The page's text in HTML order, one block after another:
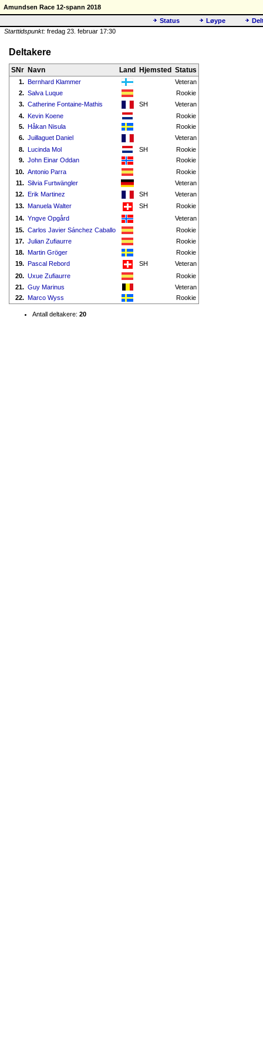
Amundsen Race 12-spann 2018
Status
Løype
Starttidspunkt: fredag 23. februar 17:30
Deltakere
SNr Navn Land Hjemsted Status
1. Bernhard Klammer
Veteran
2. Salva Luque
Rookie
3. Catherine Fontaine-Mathis SH
Veteran
4. Kevin Koene
Rookie
5. Håkan Nisula
Rookie
6. Juillaguet Daniel
Veteran
8. Lucinda Mol SH
Rookie
9. John Einar Oddan
Rookie
10. Antonio Parra
Rookie
11. Silvia Furtwängler
Veteran
12. Erik Martinez SH
Veteran
13. Manuela Walter SH
Rookie
14. Yngve Opgård
Veteran
15. Carlos Javier Sánchez Caballo
Rookie
17. Julian Zufiaurre
Rookie
18. Martin Gröger
Rookie
19. Pascal Rebord SH
Veteran
20. Uxue Zufiaurre
Rookie
21. Guy Marinus
Veteran
22. Marco Wyss Rookie
Antall deltakere: 20